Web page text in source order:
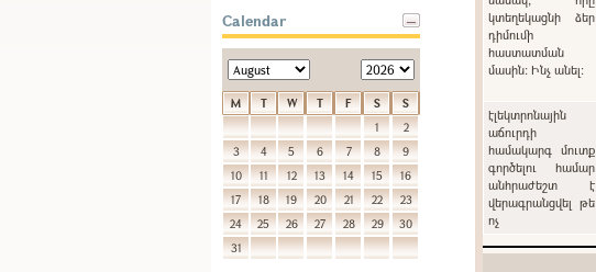
Calendar
M T W T F S
S
1
2
3
4 5 6 7 8
9
10
11 12 13 14 15
16
17
18 19 20 21 22
23
24
25 26 27 28 29
30
31
կտեղեկացնի ձեր
դիմումի
հաստատման
մասին: Ինչ անել:
էլեկտրոնային
աճուրդի
համակարգ մուտք
գործելու համար
անհրաժեշտ է
վերագրանցվել թե
ոչ